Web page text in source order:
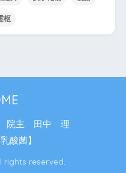
枢
院主 田中 理
酸菌】
rights reserved.